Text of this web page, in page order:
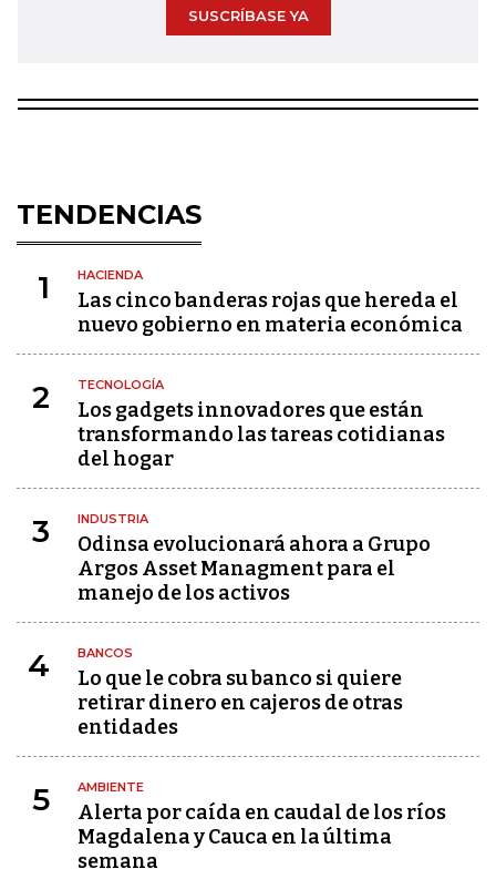
SUSCRÍBASE YA
TENDENCIAS
1 HACIENDA
Las cinco banderas rojas que hereda el
nuevo gobierno en materia económica
2 TECNOLOGÍA
Los gadgets innovadores que están
transformando las tareas cotidianas
del hogar
3 INDUSTRIA
Odinsa evolucionará ahora a Grupo
Argos Asset Managment para el
manejo de los activos
4 BANCOS
Lo que le cobra su banco si quiere
retirar dinero en cajeros de otras
entidades
5 AMBIENTE
Alerta por caída en caudal de los ríos
Magdalena y Cauca en la última
semana